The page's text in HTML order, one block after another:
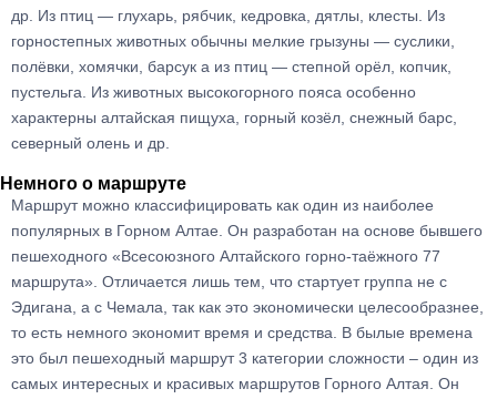
др. Из птиц — глухарь, рябчик, кедровка, дятлы, клесты. Из
горностепных животных обычны мелкие грызуны — суслики,
полёвки, хомячки, барсук а из птиц — степной орёл, копчик,
пустельга. Из животных высокогорного пояса особенно
характерны алтайская пищуха, горный козёл, снежный барс,
северный олень и др.
Немного о маршруте
Маршрут можно классифицировать как один из наиболее
популярных в Горном Алтае. Он разработан на основе бывшего
пешеходного «Всесоюзного Алтайского горно-таёжного 77
маршрута». Отличается лишь тем, что стартует группа не с
Эдигана, а с Чемала, так как это экономически целесообразнее,
то есть немного экономит время и средства. В былые времена
это был пешеходный маршрут 3 категории сложности – один из
самых интересных и красивых маршрутов Горного Алтая. Он